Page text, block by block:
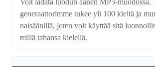
Voit ladata luodun äänen MP3-
generaattorimme tukee yli 100 kieltä ja
naisäänillä, joten voit käyttää sitä
millä tahansa kielellä.